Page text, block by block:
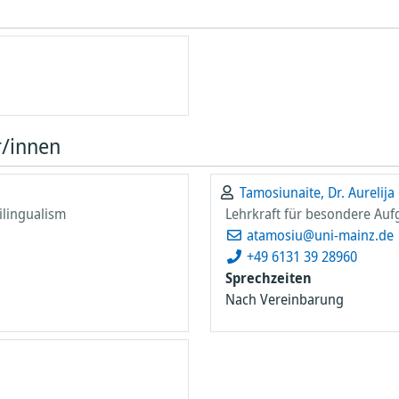
–
in
innen
Tamosiunaite, Dr. Aurelija
Lehrkraft für besondere
atamosiu@uni-mainz.de
+49 6131 39 28960
Sprechzeiten
Nach Vereinbarung